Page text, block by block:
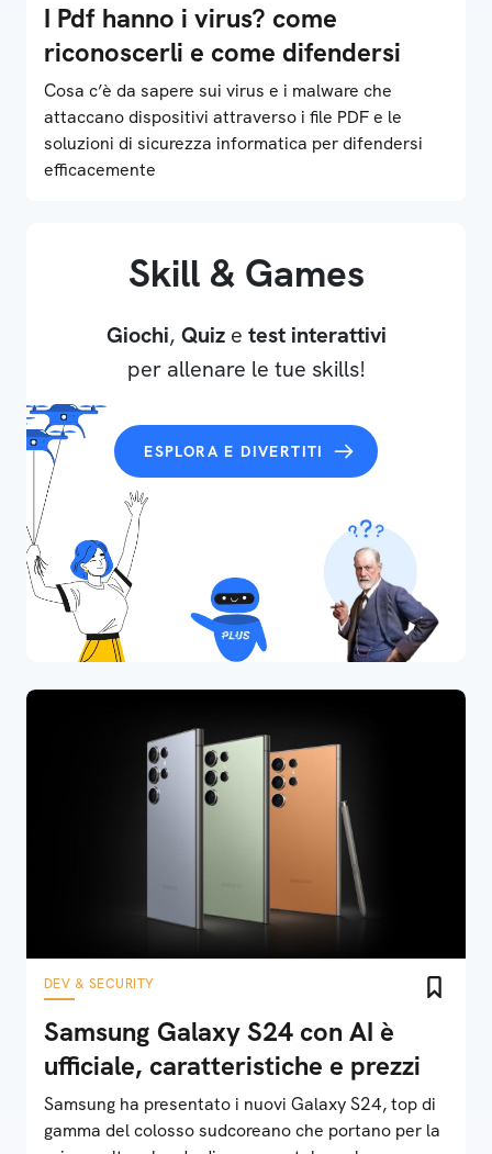
I Pdf hanno i virus? come
riconoscerli e come difendersi
Cosa c’è da sapere sui virus e i malware che
attaccano dispositivi attraverso i file PDF e le
soluzioni di sicurezza informatica per difendersi
efficacemente
Skill & Games
Giochi, Quize test interattivi
per allenare le tue skills!
ESPLORA E DIVERTITI
DEV & SECURITY
Samsung Galaxy S24 con AI è
ufficiale, caratteristiche e prezzi
Samsung ha presentato i nuovi Galaxy S24, top di
gamma del colosso sudcoreano che portano per la